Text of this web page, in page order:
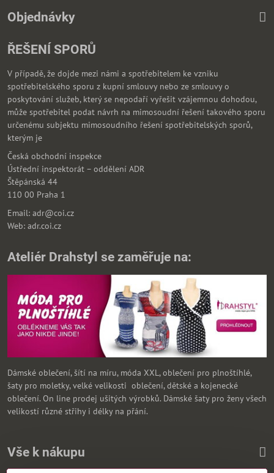
Objednávky
ŘEŠENÍ SPORŮ
V případě, že dojde mezi námi a spotřebitelem ke vzniku
spotřebitelského sporu z kupní smlouvy nebo ze smlouvy o
poskytování služeb, který se nepodaří vyřešit vzájemnou dohodou,
může spotřebitel podat návrh na mimosoudní řešení takového sporu
určenému subjektu mimosoudního řešení spotřebitelských sporů,
kterým je
Česká obchodní inspekce
Ústřední inspektorát – oddělení ADR
Štěpánská 44
110 00 Praha 1
Email: adr@coi.cz
Web: adr.coi.cz
Ateliér Drahstyl se zaměřuje na:
Dámské oblečení, šítí na míru, móda XXL, oblečení pro plnoštíhlé,
šaty pro moletky, velké velikosti oblečení, dětské a kojenecké
oblečení. On line prodej ušitých výrobků. Dámské šaty pro ženy všech
velikostí různé střihy i délky na přání.
Vše k nákupu